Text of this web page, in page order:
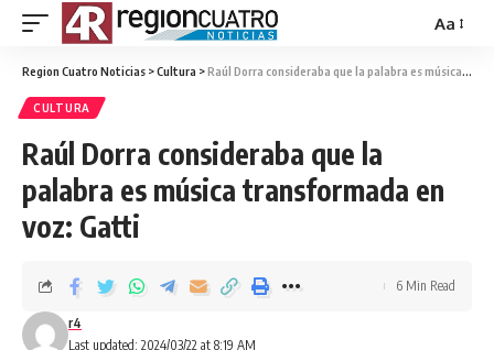
Aa
Region Cuatro Noticias >Cultura >Raúl Dorra consideraba que la palabra es música transformada en voz: Gatti
CULTURA
Raúl Dorra consideraba que la
palabra es música transformada en
voz: Gatti
Last updated: 2024/03/22 at 8:19 AM
r4
6 Min Read